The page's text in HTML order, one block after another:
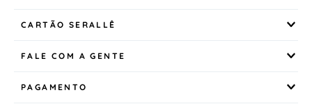
CARTÃO SERALLÊ
FALE COM A GENTE
PAGAMENTO